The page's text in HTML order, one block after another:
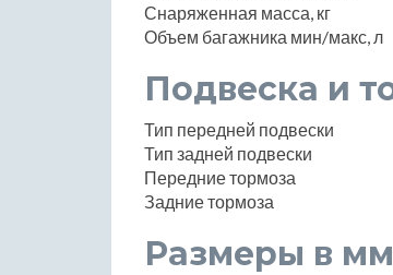
Снаряженная масса, кг
Объем багажника мин/макс, л
Подвеска и
Тип передней подвески
Тип задней подвески
Передние тормоза
Задние тормоза
Размеры в мм